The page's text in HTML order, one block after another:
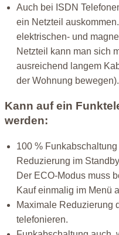
Auch bei ISDN
ein Netzteil
elektrischen- und
Netzteil kann man sich
ausreichend langem
der Wohnung bewegen).
Kann auf ein
werden:
100 %
Reduzierung im
Der ECO-Modus muss
Kauf einmalig im Menü
Maximale Reduzierung
telefonieren.